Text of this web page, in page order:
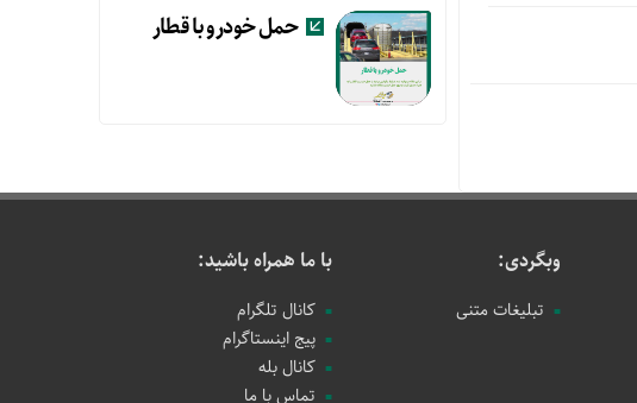
حمل خودرو با قطار
وبگردی:
تبلیغات متنی
با ما همراه باشید:
کانال تلگرام
پیج اینستاگرام
کانال بله
تماس با ما